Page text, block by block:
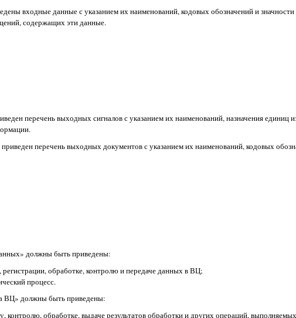
входные данные с указанием их наименований, кодовых обозначений и значности
содержащих эти данные.
перечень выходных сигналов с указанием их наименований, назначения единиц
перечень выходных документов с указанием их наименований, кодовых
должны быть приведены:
обработке, контролю и передаче данных в ВЦ;
процесс.
ВЦ» должны быть приведены:
контролю, обработке, выдаче результатов обработки и других операций,